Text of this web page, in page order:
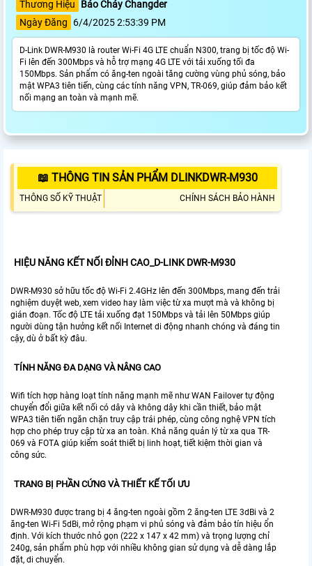
Thương Hiệu
Báo Cháy Changder
Ngày Đăng
6/4/2025 2:53:39 PM
D-Link DWR-M930 là router Wi-Fi 4G LTE chuẩn N300, trang bị tốc độ Wi-
Fi lên đến 300Mbps và hỗ trợ mạng 4G LTE với tải xuống tối đa
150Mbps. Sản phẩm có ăng-ten ngoài tăng cường vùng phủ sóng, bảo
mật WPA3 tiên tiến, cùng các tính năng VPN, TR-069, giúp đảm bảo kết
nối mạng an toàn và mạnh mẽ.
📖 THÔNG TIN SẢN PHẨM DLINKDWR-M930
THÔNG SỐ KỸ THUẬT CHÍNH SÁCH BẢO HÀNH
HIỆU NĂNG KẾT NỐI ĐỈNH CAO_D-LINK DWR-M930
DWR-M930 sở hữu tốc độ Wi-Fi 2.4GHz lên đến 300Mbps, mang đến trải
nghiệm duyệt web, xem video hay làm việc từ xa mượt mà và không bị
gián đoạn. Tốc độ LTE tải xuống đạt 150Mbps và tải lên 50Mbps giúp
người dùng tận hưởng kết nối Internet di động nhanh chóng và đáng tin
cậy, dù ở bất kỳ đâu.
TÍNH NĂNG ĐA DẠNG VÀ NÂNG CAO
Wifi tích hợp hàng loạt tính năng mạnh mẽ như WAN Failover tự động
chuyển đổi giữa kết nối có dây và không dây khi cần thiết, bảo mật
WPA3 tiên tiến ngăn chặn truy cập trái phép, cùng công nghệ VPN tích
hợp cho phép truy cập từ xa an toàn. Khả năng quản lý từ xa qua TR-
069 và FOTA giúp kiểm soát thiết bị linh hoạt, tiết kiệm thời gian và
công sức.
TRANG BỊ PHẦN CỨNG VÀ THIẾT KẾ TỐI ƯU
DWR-M930 được trang bị 4 ăng-ten ngoài gồm 2 ăng-ten LTE 3dBi và 2
ăng-ten Wi-Fi 5dBi, mở rộng phạm vi phủ sóng và đảm bảo tín hiệu ổn
định. Với kích thước nhỏ gọn (222 x 147 x 42 mm) và trọng lượng chỉ
240g, sản phẩm phù hợp với nhiều không gian sử dụng và dễ dàng lắp
đặt, di chuyển.